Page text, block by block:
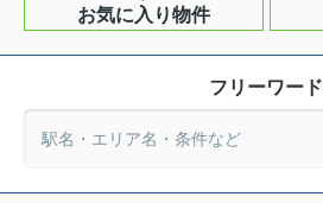
お気に入り物件
フリーワード